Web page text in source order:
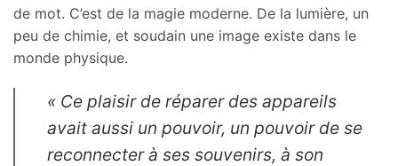
de mot. C’est de la magie moderne. De la lumière, un
peu de chimie, et soudain une image existe dans le
monde physique.
« Ce plaisir de réparer des appareils
avait aussi un pouvoir, un pouvoir de se
reconnecter à ses souvenirs, à son